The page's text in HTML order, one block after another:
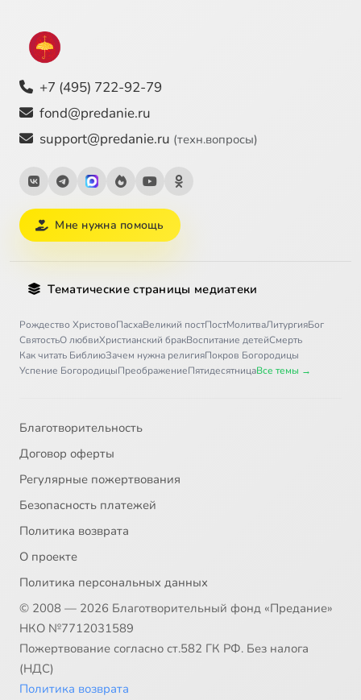
+7 (495) 722-92-79
fond@predanie.ru
support@predanie.ru (техн.вопросы)
Мне нужна помощь
Тематические страницы медиатеки
Рождество ХристовоПасхаВеликий постПостМолитваЛитургияБог
СвятостьО любвиХристианский бракВоспитание детейСмерть
Как читать БиблиюЗачем нужна религияПокров Богородицы
Успение БогородицыПреображениеПятидесятницаВсе темы →
Благотворительность
Договор оферты
Регулярные пожертвования
Безопасность платежей
Политика возврата
О проекте
Политика персональных данных
© 2008 — 2026 Благотворительный фонд «Предание»
НКО №7712031589
Пожертвование согласно ст.582 ГК РФ. Без налога
(НДС)
Политика возврата